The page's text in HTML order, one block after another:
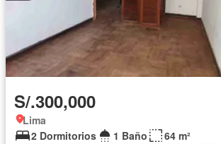
S/.300,000
Lima
2 Dormitorios
1 Baño
64 m²